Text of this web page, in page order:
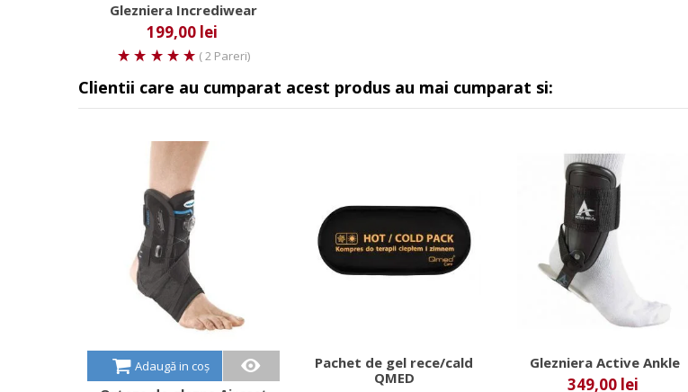
Glezniera Incrediwear
199,00 lei
( 2 Pareri)
Clientii care au cumparat acest produs au mai cumparat si:
Adaugă in coș
Pachet de gel rece/cald
QMED
Glezniera Active Ankle
349,00 lei